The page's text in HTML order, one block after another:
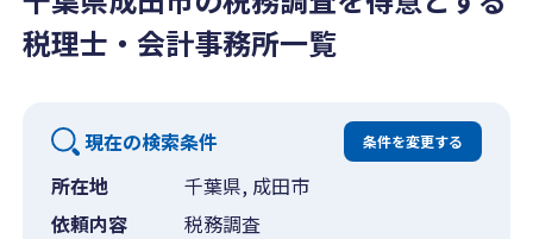
税理士・会計事務所一覧
現在の検索条件 条件を変更する
所在地
千葉県, 成田市
依頼内容
税務調査